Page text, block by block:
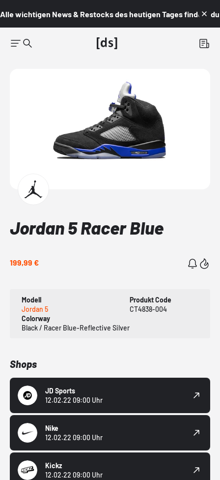
Alle wichtigen News & Restocks des heutigen Tages findest du
Jordan 5 Racer Blue
199,99 €
Modell
Jordan 5
Produkt Code
CT4838-004
Colorway
Black / Racer Blue-Reflective Silver
Shops
JD Sports
12.02.22 09:00 Uhr
Nike
12.02.22 09:00 Uhr
Kickz
12.02.22 09:00 Uhr